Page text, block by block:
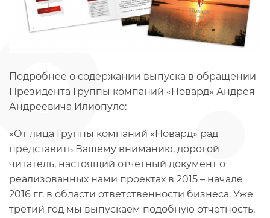
Подробнее о содержании выпуска в обращении
Президента Группы компаний «Новард» Андрея
Андреевича Илиопуло:
«От лица Группы компаний «Новард» рад
представить Вашему вниманию, дорогой
читатель, настоящий отчетный документ о
реализованных нами проектах в 2015 – начале
2016 гг. в области ответственности бизнеса. Уже
третий год мы выпускаем подобную отчетность,